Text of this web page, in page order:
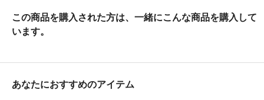
この商品を購入された方は、一緒にこんな商品を購入して
います。
あなたにおすすめのアイテム